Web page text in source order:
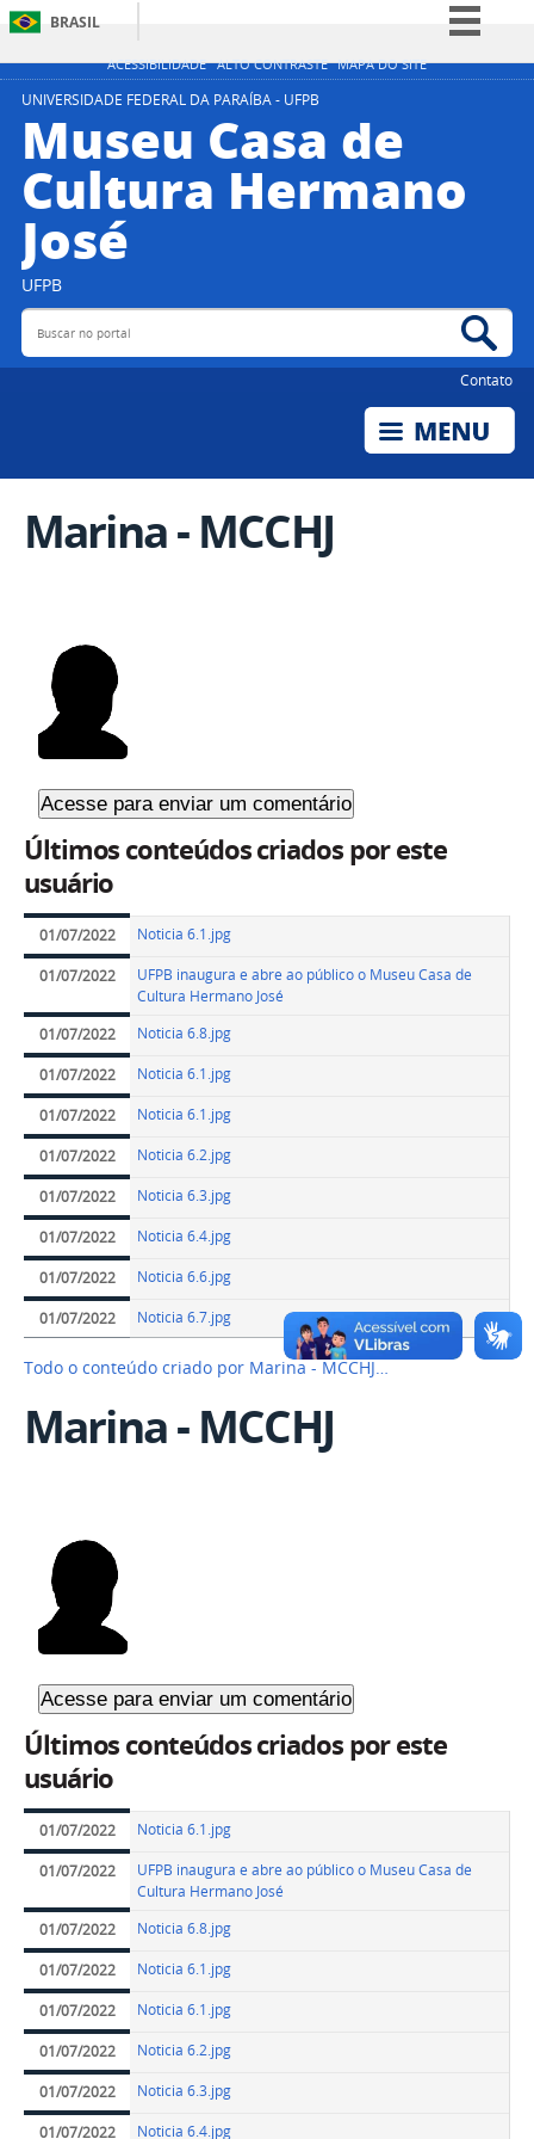
ACESSIBILIDADE ALTO CONTRASTE MAPA DO SITE
BRASIL
Simplifique!
Participe
Legislação
UNIVERSIDADE FEDERAL DA PARAÍBA - UFPB
Museu Casa de
Cultura Hermano
José
UFPB
Buscar no portal
Contato
Marina - MCCHJ
Últimos conteúdos criados por este
usuário
01/07/2022 Noticia 6.1.jpg
01/07/2022
UFPB inaugura e abre ao público o Museu Casa de
Cultura Hermano José
01/07/2022
Noticia 6.8.jpg
01/07/2022 Noticia 6.1.jpg
01/07/2022 Noticia 6.1.jpg
01/07/2022 Noticia 6.2.jpg
01/07/2022 Noticia 6.3.jpg
01/07/2022 Noticia 6.4.jpg
01/07/2022 Noticia 6.6.jpg
01/07/2022 Noticia 6.7.jpg
Todo o conteúdo criado por Marina - MCCHJ…
Marina - MCCHJ
Últimos conteúdos criados por este
usuário
01/07/2022 Noticia 6.1.jpg
01/07/2022
UFPB inaugura e abre ao público o Museu Casa de
Cultura Hermano José
01/07/2022
Noticia 6.8.jpg
01/07/2022 Noticia 6.1.jpg
01/07/2022 Noticia 6.1.jpg
01/07/2022 Noticia 6.2.jpg
01/07/2022 Noticia 6.3.jpg
01/07/2022 Noticia 6.4.jpg